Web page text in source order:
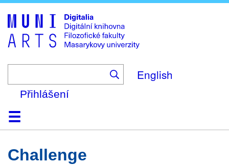
to
main
content
English
Přihlášení
DomůKolekce
Prohlížení
Vyhledávání
O platformě
Nápověda
KontaktDigitalia
Challenge